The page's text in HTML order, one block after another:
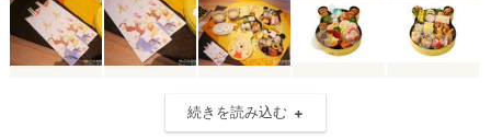
続きを読み込む